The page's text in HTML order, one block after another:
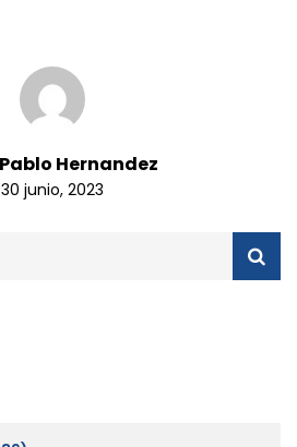
Hernandez
30 junio, 2023